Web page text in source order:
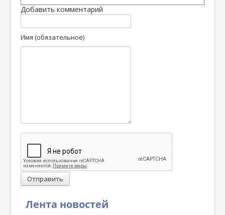
Лента новостей
Добавить комментарий
Имя (обязательное)
Отправить